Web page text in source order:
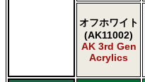
オフホワイト
(AK11002)
AK 3rd Gen
Acrylics